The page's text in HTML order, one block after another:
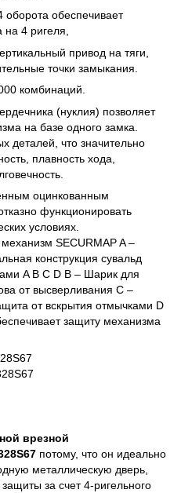
обеспечивает
4 ригеля,
привод на тяги,
точки замыкания.
комбинаций.
(нуклия) позволяет
на базе одного замка.
деталей, что значительно
плавность хода,
оцинкованным
функционировать
условиях.
SECURMAP A –
конструкция сувальд
A B C D В – Шарик для
от высверливания С –
от вскрытия отмычками D
защиту механизма
врезной
потому, что он идеально
металлическую дверь,
за счет 4-ригельного